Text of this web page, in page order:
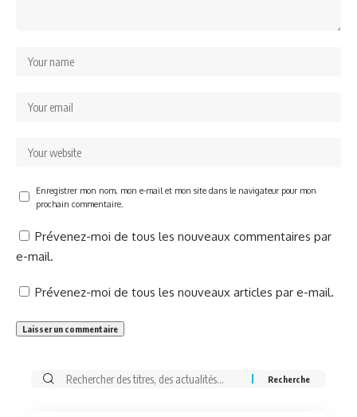
Enregistrer mon nom, mon e-mail et mon site dans le navigateur pour mon
prochain commentaire.
Prévenez-moi de tous les nouveaux commentaires par
e-mail.
Prévenez-moi de tous les nouveaux articles par e-mail.
Rechercher: